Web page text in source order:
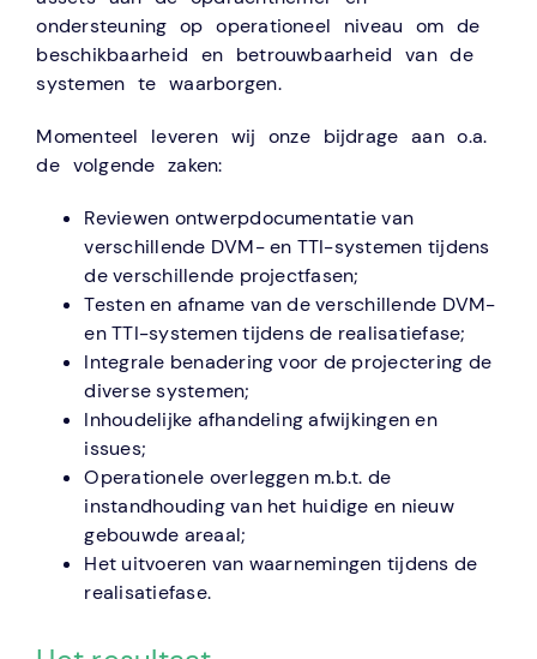
ondersteuning op operationeel niveau om de
beschikbaarheid en betrouwbaarheid van de
systemen te waarborgen.
Momenteel leveren wij onze bijdrage aan o.a.
de volgende zaken:
Reviewen ontwerpdocumentatie van
verschillende DVM- en TTI-systemen tijdens
de verschillende projectfasen;
Testen en afname van de verschillende DVM-
en TTI-systemen tijdens de realisatiefase;
Integrale benadering voor de projectering de
diverse systemen;
Inhoudelijke afhandeling afwijkingen en
issues;
Operationele overleggen m.b.t. de
instandhouding van het huidige en nieuw
gebouwde areaal;
Het uitvoeren van waarnemingen tijdens de
realisatiefase.